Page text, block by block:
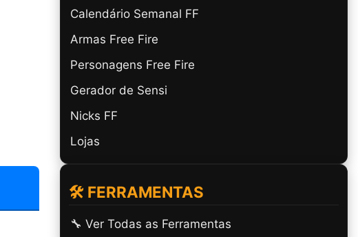
Calendário Semanal FF
Armas Free Fire
Personagens Free Fire
Gerador de Sensi
Nicks FF
Lojas
🛠️ FERRAMENTAS
🔧 Ver Todas as Ferramentas